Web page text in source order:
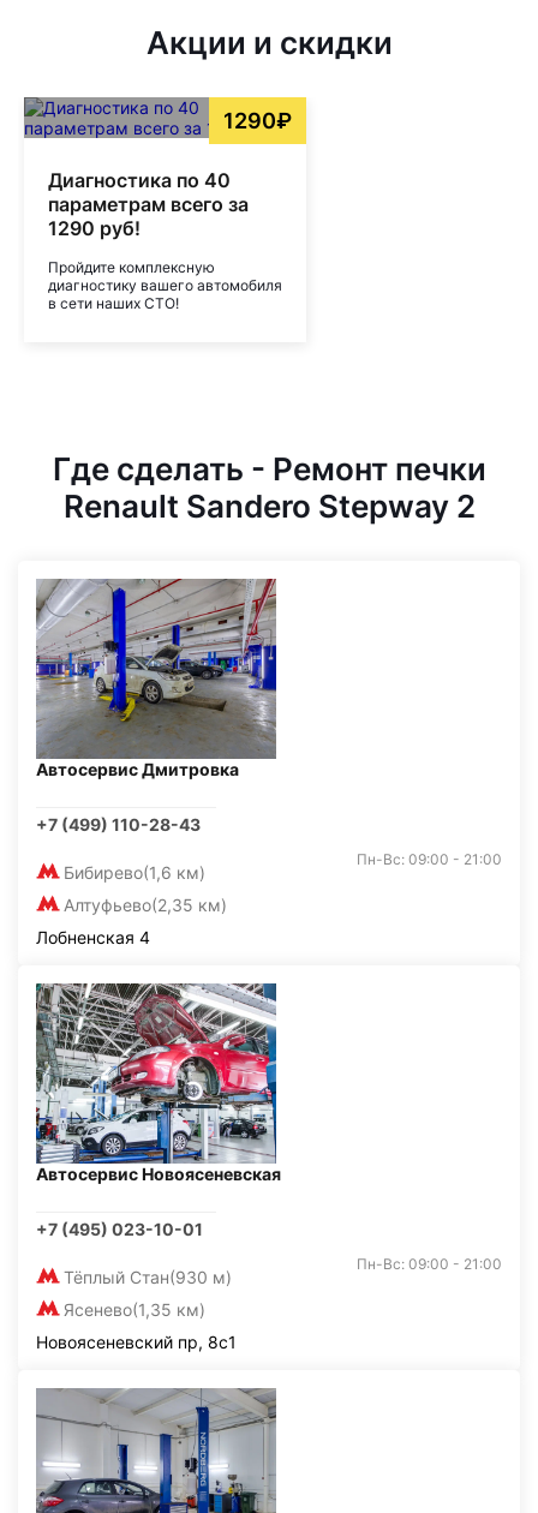
Акции и скидки
1290₽
Диагностика по 40
параметрам всего за
1290 руб!
Пройдите комплексную
диагностику вашего автомобиля
в сети наших СТО!
Где сделать - Ремонт печки
Renault Sandero Stepway 2
Автосервис Дмитровка
+7 (499) 110-28-43
Бибирево(1,6 км)
Алтуфьево(2,35 км)
Пн-Вс: 09:00 - 21:00
Лобненская 4
Автосервис Новоясеневская
+7 (495) 023-10-01
Тёплый Стан(930 м)
Ясенево(1,35 км)
Пн-Вс: 09:00 - 21:00
Новоясеневский пр, 8с1